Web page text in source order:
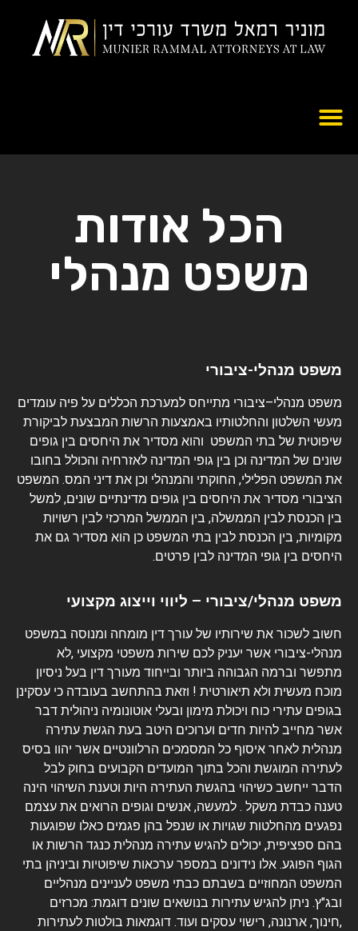
הכל אודות
משפט מנהלי
משפט מנהלי-ציבורי
משפט מנהלי–ציבורי מתייחס למערכת הכללים על פיה עומדים
מעשי השלטון והחלטותיו באמצעות הרשות המבצעת לביקורת
שיפוטית של בתי המשפט והוא מסדיר את היחסים בין גופים
שונים של המדינה וכן בין גופי המדינה לאזרחיה והכולל בחובו
את המשפט הפלילי, החוקתי והמנהלי וכן את דיני המס. המשפט
הציבורי מסדיר את היחסים בין גופים מדינתיים שונים, למשל
בין הכנסת לבין הממשלה, בין הממשל המרכזי לבין רשויות
מקומיות, בין הכנסת לבין בתי המשפט כן הוא מסדיר גם את
היחסים בין גופי המדינה לבין פרטים.
משפט מנהלי/ציבורי – ליווי וייצוג מקצועי
חשוב לשכור את שירותיו של עורך דין מומחה ומנוסה במשפט
מנהלי-ציבורי אשר יעניק לכם שירות משפטי מקצועי ,לא
מתפשר וברמה הגבוהה ביותר ובייחוד מעורך דין בעל ניסיון
מוכח מעשית ולא תיאורטית ! וזאת בהתחשב בעובדה כי עסקינן
בגופים עתירי כוח ויכולת מימון ובעלי אוטונומיה ניהולית דבר
אשר מחייב להיות חדים וערוכים היטב בעת הגשת עתירה
מנהלית לאחר איסוף כל המסמכים הרלוונטיים אשר יהוו בסיס
לעתירה המוגשת והכל בתוך המועדים הקבועים בחוק לבל
הדבר ייחשב כשיהוי בהגשת העתירה היות וטענת השיהוי הינה
טענה כבדת משקל . למעשה, אנשים וגופים הרואים את עצמם
נפגעים מהחלטות שגויות או שנפל בהן פגמים כאלו שפוגעות
בהם ספציפית, יכולים להגיש עתירה מנהלית כנגד הרשות או
הגוף הפוגע. אלו נידונים במספר ערכאות שיפוטיות וביניהן בתי
המשפט המחוזיים בשבתם כבתי משפט לעניינים מנהליים
ובג"ץ. ניתן להגיש עתירות בנושאים שונים דוגמת: מכרזים
,חינוך, ארנונה, רישוי עסקים ועוד. דוגמאות בולטות לעתירות